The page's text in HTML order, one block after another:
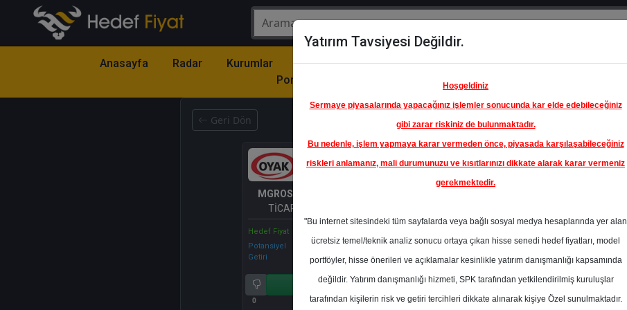
Anasayfa Radar Kurumlar
Model
Portföy
Hisse
Öne
Çıkanlar
Raporlar Partnerlerimiz
Geri Dön
MGROS
TİCARET A.Ş.
Hedef Fiyat
Potansiyel
Getiri
%0.00
0 0
En Yüksek Tahmin
Ortalama Fiyat
Tahmini
Yatırım Tavsiyesi Değildir.
Hoşgeldiniz
Sermaye piyasalarında yapacağınız işlemler sonucunda kar elde edebileceğiniz
gibi zarar riskiniz de bulunmaktadır.
Bu nedenle, işlem yapmaya karar vermeden önce, piyasada karşılaşabileceğiniz
riskleri anlamanız, mali durumunuzu ve kısıtlarınızı dikkate alarak karar vermeniz
gerekmektedir.
"Bu internet sitesindeki tüm sayfalarda veya bağlı sosyal medya hesaplarında yer alan
ücretsiz temel/teknik analiz sonucu ortaya çıkan hisse senedi hedef fiyatları, model
portföyler, hisse önerileri ve açıklamalar kesinlikle yatırım danışmanlığı kapsamında
değildir. Yatırım danışmanlığı hizmeti, SPK tarafından yetkilendirilmiş kuruluşlar
tarafından kişilerin risk ve getiri tercihleri dikkate alınarak kişiye Özel sunulmaktadır.